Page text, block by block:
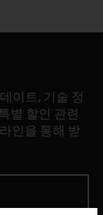
이트, 기술 정
별 할인 관련
인을 통해 받